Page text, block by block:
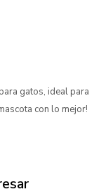
gatos, ideal para
con lo mejor!